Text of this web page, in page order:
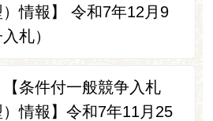
）情報】 令和7年12月9
札）
【条件付一般競争入札
）情報】令和7年11月25